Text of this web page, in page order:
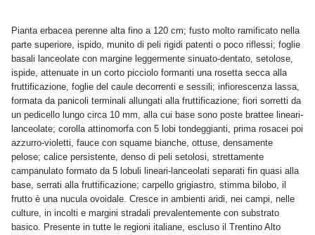
Pianta erbacea perenne alta fino a 120 cm; fusto molto ramificato nella
parte superiore, ispido, munito di peli rigidi patenti o poco riflessi; foglie
basali lanceolate con margine leggermente sinuato-dentato, setolose,
ispide, attenuate in un corto picciolo formanti una rosetta secca alla
fruttificazione, foglie del caule decorrenti e sessili; infiorescenza lassa,
formata da panicoli terminali allungati alla fruttificazione; fiori sorretti da
un pedicello lungo circa 10 mm, alla cui base sono poste brattee lineari-
lanceolate; corolla attinomorfa con 5 lobi tondeggianti, prima rosacei poi
azzurro-violetti, fauce con squame bianche, ottuse, densamente
pelose; calice persistente, denso di peli setolosi, strettamente
campanulato formato da 5 lobuli lineari-lanceolati separati fin quasi alla
base, serrati alla fruttificazione; carpello grigiastro, stimma bilobo, il
frutto è una nucula ovoidale. Cresce in ambienti aridi, nei campi, nelle
culture, in incolti e margini stradali prevalentemente con substrato
basico. Presente in tutte le regioni italiane, escluso il Trentino Alto